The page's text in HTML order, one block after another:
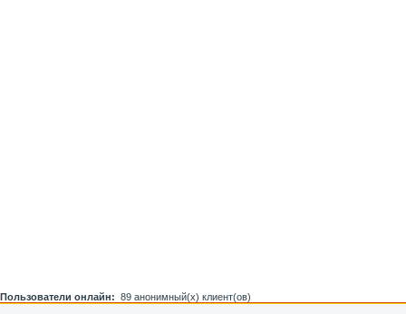
Пользователи онлайн: 89 анонимный(х) клиент(ов)